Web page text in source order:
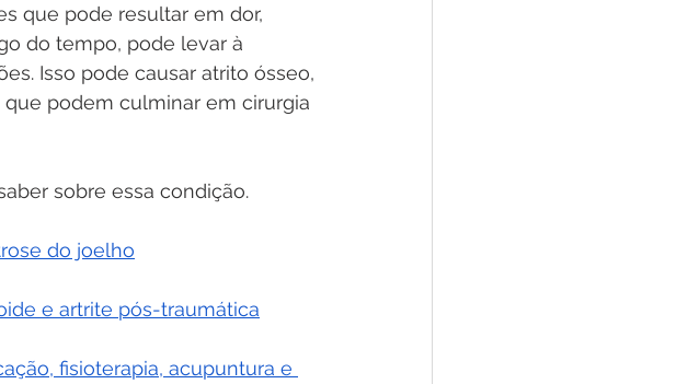
que pode resultar em dor,
do tempo, pode levar à
Isso pode causar atrito ósseo,
podem culminar em cirurgia
sobre essa condição.
do joelho
e artrite pós-traumática
fisioterapia, acupuntura e